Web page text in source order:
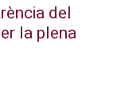
del
la plena